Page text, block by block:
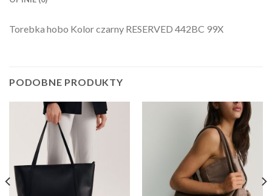
Torebka hobo Kolor czarny RESERVED 442BC 99X
PODOBNE PRODUKTY